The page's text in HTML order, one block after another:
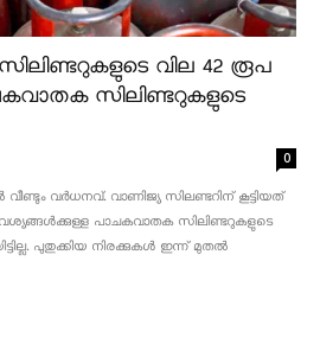
വില 42 രൂപ
സിലിണ്ടറുകളുടെ
0
വർധനവ്. വാണിജ്യ സിലണ്ടറിന് കൂട്ടിയത്
പാചകവാതക സിലിണ്ടറുകളുടെ
പുതുക്കിയ നിരക്കുകൾ ഇന്ന് മുതൽ